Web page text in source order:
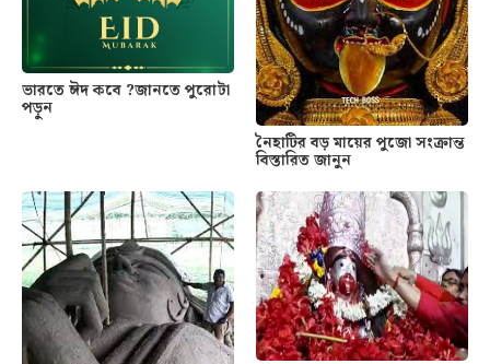
ভারতে ঈদ কবে ?জানতে পুরোটা
পড়ুন
নৈহাটির বড় মায়ের পুজো সংক্রান্ত
বিস্তারিত জানুন